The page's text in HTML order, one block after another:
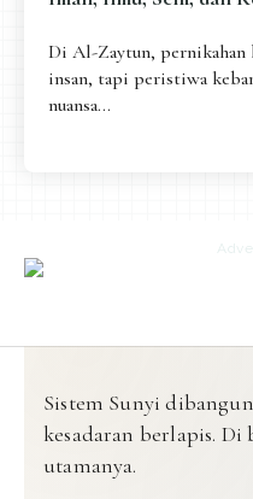
Di Al-Zaytun, pernikahan
insan, tapi peristiwa
nuansa...
Sistem Sunyi
kesadaran berlapis.
utamanya.